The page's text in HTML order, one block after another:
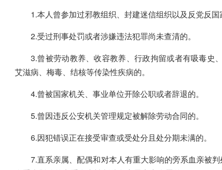
1.本人曾参加过邪教组织、封建迷信组织以及反党反
2.受过刑事处罚或者涉嫌违法犯罪尚未查清的。
3.曾被劳动教养、收容教养、行政拘留或者有吸毒史
艾滋病、梅毒、结核等传染性疾病的。
4.曾被国家机关、事业单位开除公职或者辞退的。
5.曾因违反公安机关管理规定被解除劳动合同的。
6.因犯错误正在接受审查或受处分且处分期未满的。
7.直系亲属、配偶和对本人有重大影响的旁系血亲被